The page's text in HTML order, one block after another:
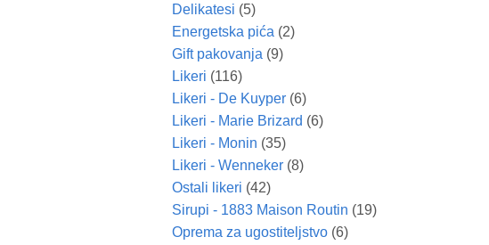
Delikatesi (5)
Energetska pića (2)
Gift pakovanja (9)
Likeri (116)
Likeri - De Kuyper (6)
Likeri - Marie Brizard (6)
Likeri - Monin (35)
Likeri - Wenneker (8)
Ostali likeri (42)
Sirupi - 1883 Maison Routin (19)
Oprema za ugostiteljstvo (6)